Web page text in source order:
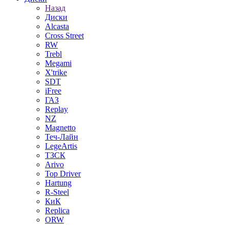
Назад
Диски
Alcasta
Cross Street
RW
Trebl
Megami
X'trike
SDT
iFree
ГАЗ
Replay
NZ
Magnetto
Теч-Лайн
LegeArtis
ТЗСК
Arivo
Top Driver
Hartung
R-Steel
КиК
Replica
ORW